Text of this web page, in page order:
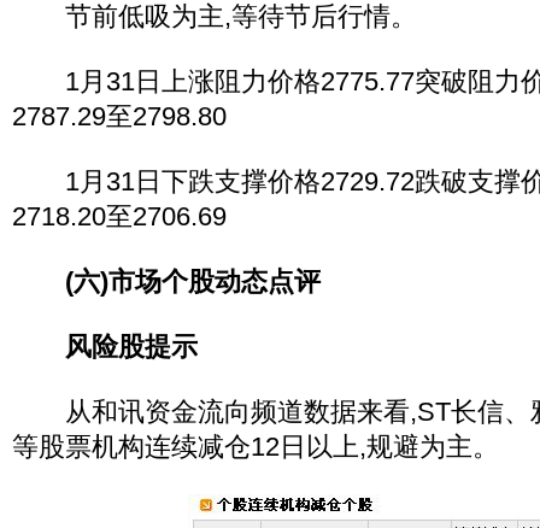
节前低吸为主,等待节后行情。
1月31日上涨阻力价格2775.77突破阻力
2787.29至2798.80
1月31日下跌支撑价格2729.72跌破支撑
2718.20至2706.69
(六)市场个股动态点评
风险股提示
从和讯资金流向频道数据来看,ST长信、
等股票机构连续减仓12日以上,规避为主。